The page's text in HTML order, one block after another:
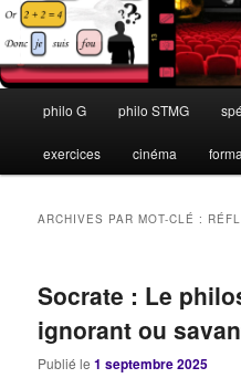
principal
philo G philo STMG
exercices cinéma
ARCHIVES PAR MOT-CLÉ :
Socrate : Le
ignorant ou
Publié le1 septembre 2025